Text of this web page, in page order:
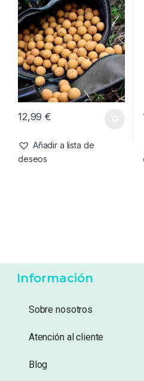
12,99€
Añadir a lista de
deseos
Información
Sobre nosotros
Atención al cliente
Blog